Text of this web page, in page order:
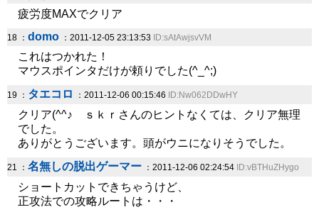
疲労度MAXでクリア
18 ： domo ：2011-12-05 23:13:53 ID:sAtAwjsvVM
これはつかれた！
マウスポインタだけが頼りでした(^_^;)
19 ： タエコロ ：2011-12-06 00:15:46 ID:Nw062DDwHY
クリア(^^♪ ｓｋｒさんのヒントなくては、クリア無理
でした。
ありがとうございます。頭がウニになりそうでした。
21 ： 名無しの脱出ゲーマー ：2011-12-06 02:24:54 ID:vBTHuZHygo
ショートカットできちゃうけど、
正攻法での攻略ルートは・・・